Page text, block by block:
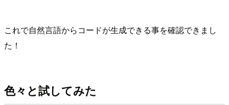
これで自然言語からコードが生成できる事を確認できまし
た！
色々と試してみた